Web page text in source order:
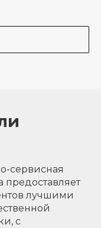
сервисная
предоставляет
лучшими
с